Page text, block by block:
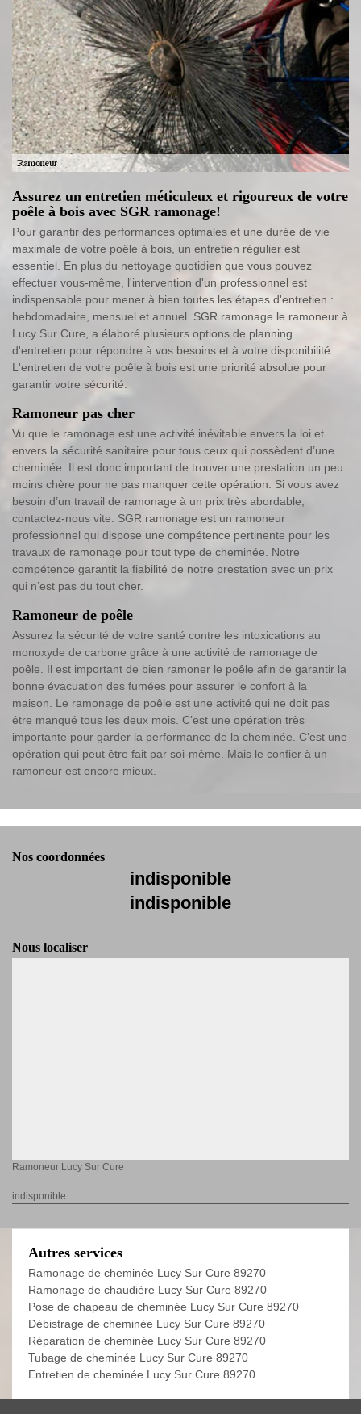
Assurez un entretien méticuleux et rigoureux de votre
poêle à bois avec SGR ramonage!
Pour garantir des performances optimales et une durée de vie
maximale de votre poêle à bois, un entretien régulier est
essentiel. En plus du nettoyage quotidien que vous pouvez
effectuer vous-même, l'intervention d'un professionnel est
indispensable pour mener à bien toutes les étapes d'entretien :
hebdomadaire, mensuel et annuel. SGR ramonage le ramoneur à
Lucy Sur Cure, a élaboré plusieurs options de planning
d'entretien pour répondre à vos besoins et à votre disponibilité.
L'entretien de votre poêle à bois est une priorité absolue pour
garantir votre sécurité.
Ramoneur pas cher
Vu que le ramonage est une activité inévitable envers la loi et
envers la sécurité sanitaire pour tous ceux qui possèdent d’une
cheminée. Il est donc important de trouver une prestation un peu
moins chère pour ne pas manquer cette opération. Si vous avez
besoin d’un travail de ramonage à un prix très abordable,
contactez-nous vite. SGR ramonage est un ramoneur
professionnel qui dispose une compétence pertinente pour les
travaux de ramonage pour tout type de cheminée. Notre
compétence garantit la fiabilité de notre prestation avec un prix
qui n’est pas du tout cher.
Ramoneur de poêle
Assurez la sécurité de votre santé contre les intoxications au
monoxyde de carbone grâce à une activité de ramonage de
poêle. Il est important de bien ramoner le poêle afin de garantir la
bonne évacuation des fumées pour assurer le confort à la
maison. Le ramonage de poêle est une activité qui ne doit pas
être manqué tous les deux mois. C’est une opération très
importante pour garder la performance de la cheminée. C’est une
opération qui peut être fait par soi-même. Mais le confier à un
ramoneur est encore mieux.
Nos coordonnées
indisponible
indisponible
Nous localiser
Ramoneur Lucy Sur Cure
indisponible
Autres services
Ramonage de cheminée Lucy Sur Cure 89270
Ramonage de chaudière Lucy Sur Cure 89270
Pose de chapeau de cheminée Lucy Sur Cure 89270
Débistrage de cheminée Lucy Sur Cure 89270
Réparation de cheminée Lucy Sur Cure 89270
Tubage de cheminée Lucy Sur Cure 89270
Entretien de cheminée Lucy Sur Cure 89270